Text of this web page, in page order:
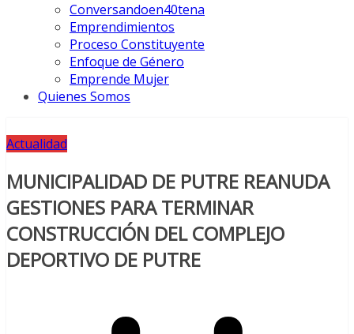
Conversandoen40tena
Emprendimientos
Proceso Constituyente
Enfoque de Género
Emprende Mujer
Quienes Somos
Actualidad
MUNICIPALIDAD DE PUTRE REANUDA
GESTIONES PARA TERMINAR
CONSTRUCCIÓN DEL COMPLEJO
DEPORTIVO DE PUTRE